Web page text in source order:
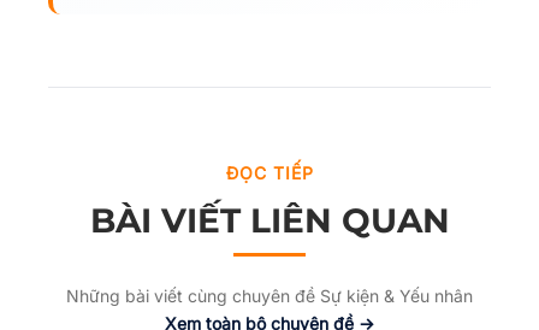
ĐỌC TIẾP
BÀI VIẾT LIÊN QUAN
Những bài viết cùng chuyên đề Sự kiện & Yếu nhân
Xem toàn bộ chuyên đề →